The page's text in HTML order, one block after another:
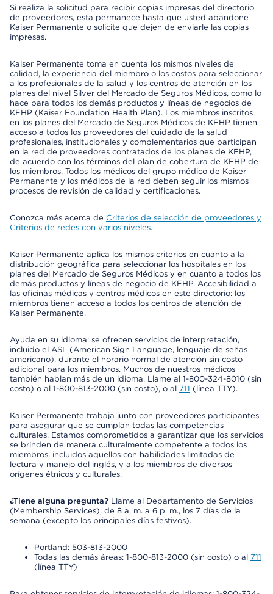
Si realiza la solicitud para recibir copias impresas del directorio
de proveedores, esta permanece hasta que usted abandone
Kaiser Permanente o solicite que dejen de enviarle las copias
impresas.
Kaiser Permanente toma en cuenta los mismos niveles de
calidad, la experiencia del miembro o los costos para seleccionar
a los profesionales de la salud y los centros de atención en los
planes del nivel Silver del Mercado de Seguros Médicos, como lo
hace para todos los demás productos y líneas de negocios de
KFHP (Kaiser Foundation Health Plan). Los miembros inscritos
en los planes del Mercado de Seguros Médicos de KFHP tienen
acceso a todos los proveedores del cuidado de la salud
profesionales, institucionales y complementarios que participan
en la red de proveedores contratados de los planes de KFHP,
de acuerdo con los términos del plan de cobertura de KFHP de
los miembros. Todos los médicos del grupo médico de Kaiser
Permanente y los médicos de la red deben seguir los mismos
procesos de revisión de calidad y certificaciones.
Conozca más acerca de Criterios de selección de proveedores y
Criterios de redes con varios niveles.
Kaiser Permanente aplica los mismos criterios en cuanto a la
distribución geográfica para seleccionar los hospitales en los
planes del Mercado de Seguros Médicos y en cuanto a todos los
demás productos y líneas de negocio de KFHP. Accesibilidad a
las oficinas médicas y centros médicos en este directorio: los
miembros tienen acceso a todos los centros de atención de
Kaiser Permanente.
Ayuda en su idioma: se ofrecen servicios de interpretación,
incluido el ASL (American Sign Language, lenguaje de señas
americano), durante el horario normal de atención sin costo
adicional para los miembros. Muchos de nuestros médicos
también hablan más de un idioma. Llame al 1-800-324-8010 (sin
costo) o al 1-800-813-2000 (sin costo), o al 711 (línea TTY).
Kaiser Permanente trabaja junto con proveedores participantes
para asegurar que se cumplan todas las competencias
culturales. Estamos comprometidos a garantizar que los servicios
se brinden de manera culturalmente competente a todos los
miembros, incluidos aquellos con habilidades limitadas de
lectura y manejo del inglés, y a los miembros de diversos
orígenes étnicos y culturales.
¿Tiene alguna pregunta? Llame al Departamento de Servicios
(Membership Services), de 8 a. m. a 6 p. m., los 7 días de la
semana (excepto los principales días festivos).
Portland: 503-813-2000
Todas las demás áreas: 1-800-813-2000 (sin costo) o al 711
(línea TTY)